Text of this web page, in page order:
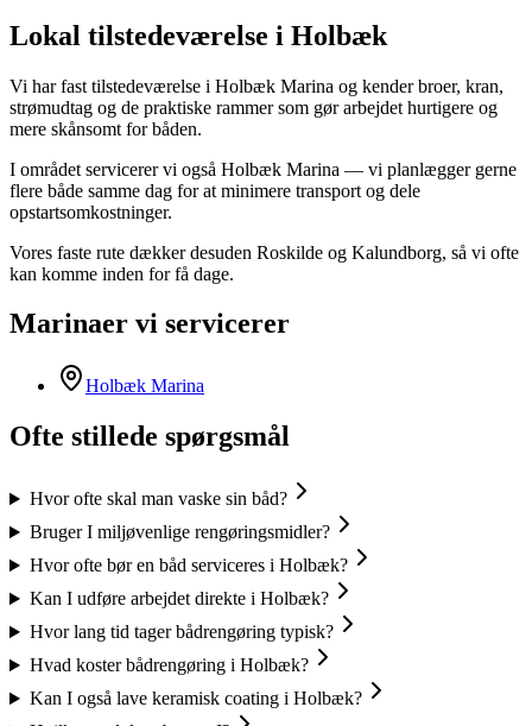
Lokal tilstedeværelse i Holbæk
Vi har fast tilstedeværelse i Holbæk Marina og kender broer, kran,
strømudtag og de praktiske rammer som gør arbejdet hurtigere og
mere skånsomt for båden.
I området servicerer vi også Holbæk Marina — vi planlægger gerne
flere både samme dag for at minimere transport og dele
opstartsomkostninger.
Vores faste rute dækker desuden Roskilde og Kalundborg, så vi ofte
kan komme inden for få dage.
Marinaer vi servicerer
Holbæk Marina
Ofte stillede spørgsmål
Hvor ofte skal man vaske sin båd?
Bruger I miljøvenlige rengøringsmidler?
Hvor ofte bør en båd serviceres i Holbæk?
Kan I udføre arbejdet direkte i Holbæk?
Hvor lang tid tager bådrengøring typisk?
Hvad koster bådrengøring i Holbæk?
Kan I også lave keramisk coating i Holbæk?